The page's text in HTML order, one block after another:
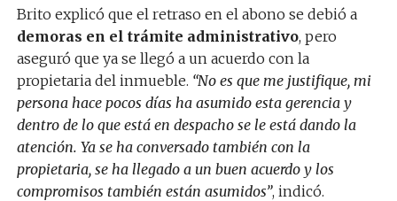
Brito explicó que el retraso en el abono se debió a
demoras en el trámite administrativo, pero
aseguró que ya se llegó a un acuerdo con la
propietaria del inmueble. “No es que me justifique, mi
persona hace pocos días ha asumido esta gerencia y
dentro de lo que está en despacho se le está dando la
atención. Ya se ha conversado también con la
propietaria, se ha llegado a un buen acuerdo y los
compromisos también están asumidos”, indicó.